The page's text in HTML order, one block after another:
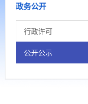
政务公开
行政许可
公开公示